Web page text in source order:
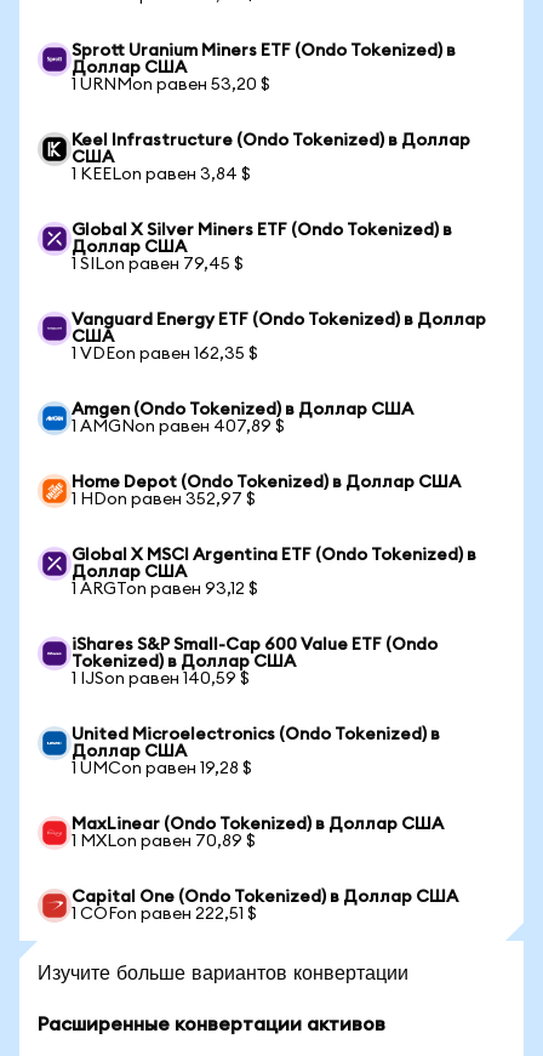
Sprott Uranium Miners ETF (Ondo Tokenized) в
Доллар США
1 URNMon равен 53,20 $
Keel Infrastructure (Ondo Tokenized) в Доллар
США
1 KEELon равен 3,84 $
Global X Silver Miners ETF (Ondo Tokenized) в
Доллар США
1 SILon равен 79,45 $
Vanguard Energy ETF (Ondo Tokenized) в Доллар
США
1 VDEon равен 162,35 $
Amgen (Ondo Tokenized) в Доллар США
1 AMGNon равен 407,89 $
Home Depot (Ondo Tokenized) в Доллар США
1 HDon равен 352,97 $
Global X MSCI Argentina ETF (Ondo Tokenized) в
Доллар США
1 ARGTon равен 93,12 $
iShares S&P Small-Cap 600 Value ETF (Ondo
Tokenized) в Доллар США
1 IJSon равен 140,59 $
United Microelectronics (Ondo Tokenized) в
Доллар США
1 UMCon равен 19,28 $
MaxLinear (Ondo Tokenized) в Доллар США
1 MXLon равен 70,89 $
Capital One (Ondo Tokenized) в Доллар США
1 COFon равен 222,51 $
Изучите больше вариантов конвертации
Расширенные конвертации активов